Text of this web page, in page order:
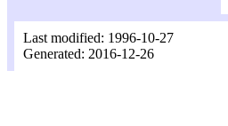
Last modified: 1996-10-27
Generated: 2016-12-26